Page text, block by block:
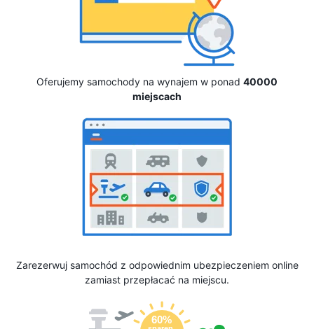
Oferujemy samochody na wynajem w ponad 40000
miejscach
Zarezerwuj samochód z odpowiednim ubezpieczeniem online
zamiast przepłacać na miejscu.